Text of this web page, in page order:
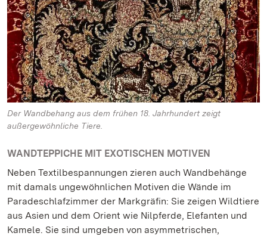
Der Wandbehang aus dem frühen 18. Jahrhundert zeigt
außergewöhnliche Tiere.
WANDTEPPICHE MIT EXOTISCHEN MOTIVEN
Neben Textilbespannungen zieren auch Wandbehänge
mit damals ungewöhnlichen Motiven die Wände im
Paradeschlafzimmer der Markgräfin: Sie zeigen Wildtiere
aus Asien und dem Orient wie Nilpferde, Elefanten und
Kamele. Sie sind umgeben von asymmetrischen,